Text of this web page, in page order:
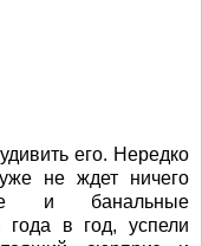
его. Нередко
не ждет ничего
и банальные
года в год, успели